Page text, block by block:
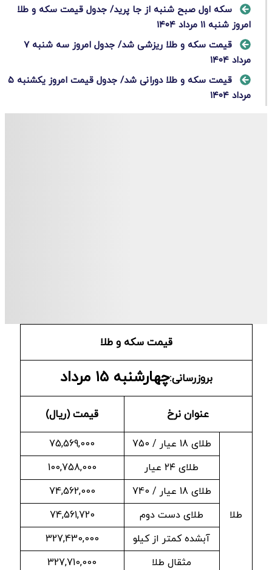
سکه اول صبح شنبه از جا پرید/ جدول قیمت سکه و طلا
امروز شنبه ۱۱ مرداد ۱۴۰۴
قیمت سکه و طلا ریزشی شد/ جدول امروز سه شنبه ۷
مرداد ۱۴۰۴
قیمت سکه و طلا دورانی شد/ جدول قیمت امروز یکشنبه ۵
مرداد ۱۴۰۴
قیمت سکه و طلا
بروزرسانی:چهارشنبه ۱۵ مرداد
عنوان نرخ قیمت (ریال)
طلا
طلای 18 عیار / 750
75,569,000
طلای ۲۴ عیار
100,758,000
طلای 18 عیار / 740
74,562,000
طلای دست دوم
74,561,720
آبشده کمتر از کیلو
327,430,000
مثقال طلا
327,710,000